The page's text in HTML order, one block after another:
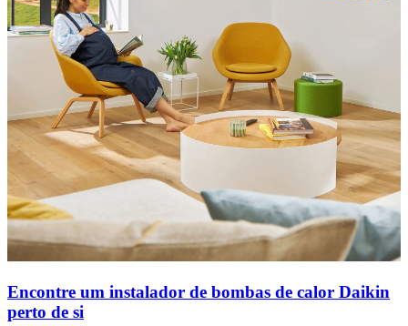
Encontre um instalador de bombas de calor Daikin
perto de si